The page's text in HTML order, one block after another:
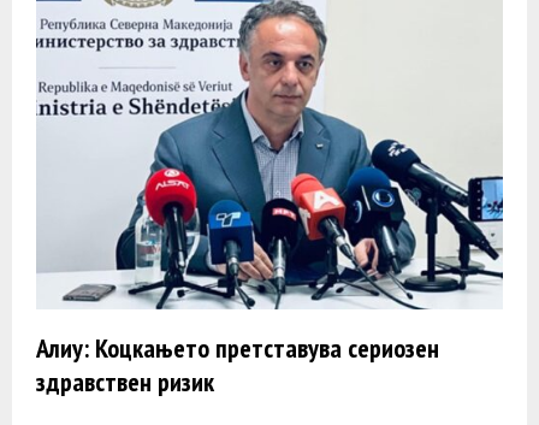
Алиу: Коцкањето претставува сериозен
здравствен ризик